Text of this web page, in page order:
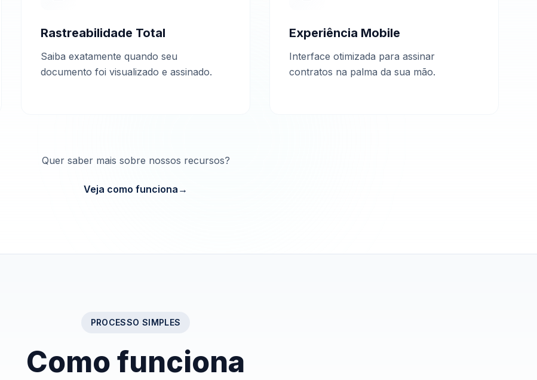
Rastreabilidade Total
Saiba exatamente quando seu
documento foi visualizado e assinado.
Experiência Mobile
Interface otimizada para assinar
contratos na palma da sua mão.
Quer saber mais sobre nossos recursos?
Veja como funciona →
PROCESSO SIMPLES
Como funciona